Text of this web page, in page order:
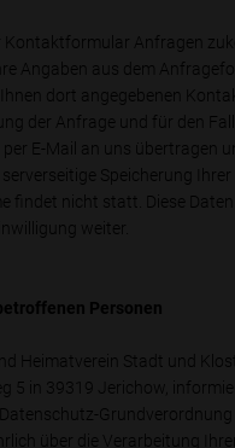
Kontaktformular Anfragen
Angaben aus dem
Ihnen dort angegebenen
der Anfrage und für den
E-Mail an uns übertragen
serverseitige Speicherung Ihrer
findet nicht statt. Diese
weiter.
Personen
Heimatverein Stadt und
5 in 39319 Jerichow,
Grundverordnung
über die Verarbeitung